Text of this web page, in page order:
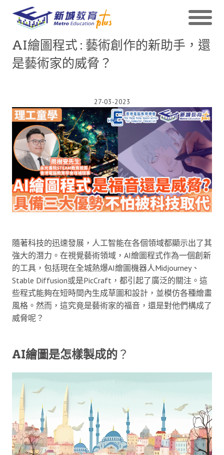
AI繪圖程式 : 藝術創作的新助手，還
是藝術家的威脅？
27-03-2023
隨著科技的迅速發展，人工智能在各個領域都顯示出了其
強大的潛力。在視覺藝術領域，AI繪圖程式作為一個創新
的工具，包括現在全城熱爆AI繪圖機器人Midjourney、
Stable Diffusion或是PicCraft，都引起了廣泛的關注。這
些程式能夠在短時間內生成草圖和設計，並模仿各種繪畫
風格。然而，這究竟是藝術家的福音，還是對他們構成了
威脅呢？
AI繪圖是怎樣製成的 ？